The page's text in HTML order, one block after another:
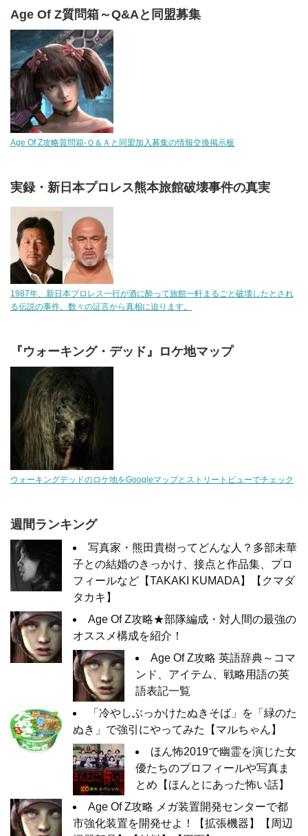
Age Of Z質問箱～Q&Aと同盟募集
Age Of Z攻略質問箱-Ｑ＆Ａと同盟加入募集の情報交換掲示板
実録・新日本プロレス熊本旅館破壊事件の真実
1987年、新日本プロレス一行が酒に酔って旅館一軒まるごと破壊したとされ
る伝説の事件。数々の証言から真相に迫ります。
『ウォーキング・デッド』ロケ地マップ
ウォーキングデッドのロケ地をGoogleマップとストリートビューでチェック
週間ランキング
写真家・熊田貴樹ってどんな人？多部未華
子との結婚のきっかけ、接点と作品集、プロ
フィールなど【TAKAKI KUMADA】【クマダ
タカキ】
Age Of Z攻略★部隊編成・対人間の最強の
オススメ構成を紹介！
Age Of Z攻略 英語辞典～コマ
ンド、アイテム、戦略用語の英
語表記一覧
「冷やしぶっかけたぬきそば」を「緑のた
ぬき」で強引にやってみた【マルちゃん】
ほん怖2019で幽霊を演じた女
優たちのプロフィールや写真ま
とめ【ほんとにあった怖い話】
Age Of Z攻略 メガ装置開発センターで都
市強化装置を開発せよ！【拡張機器】【周辺